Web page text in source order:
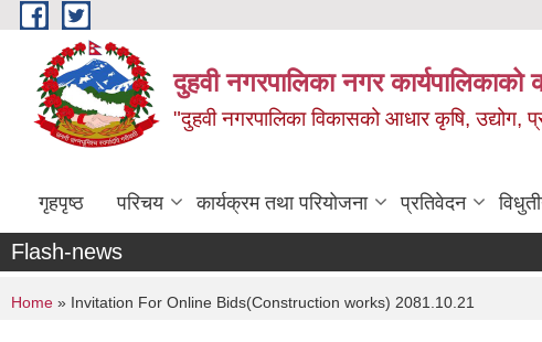
Skip to main content
दुहवी नगरपालिका नगर कार्यपालिकाको
"दुहवी नगरपालिका विकासको आधार कृषि, उद्योग,
गृहपृष्ठ परिचय कार्यक्रम तथा परियोजना प्रतिवेदन
Flash-news
You are here
Home » Invitation For Online Bids(Construction works) 2081.10.21